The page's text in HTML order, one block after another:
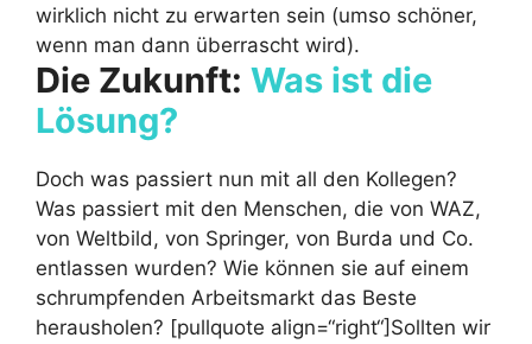
wirklich nicht zu erwarten sein (umso schöner,
wenn man dann überrascht wird).
Die Zukunft: Was ist die
Lösung?
Doch was passiert nun mit all den Kollegen?
Was passiert mit den Menschen, die von WAZ,
von Weltbild, von Springer, von Burda und Co.
entlassen wurden? Wie können sie auf einem
schrumpfenden Arbeitsmarkt das Beste
herausholen? [pullquote align=“right“]Sollten wir